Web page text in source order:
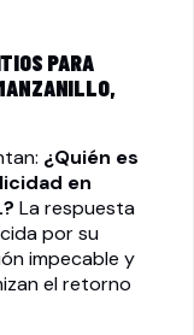
PARA
¿Quién es
en
La respuesta
por su
impecable y
el retorno